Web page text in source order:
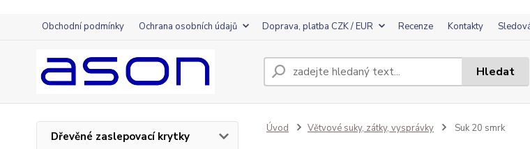
Obchodní podmínky Ochrana osobních údajů Doprava, platba CZK / EUR Recenze Kontakty
Hledat
Dřevěné zaslepovací krytky
Úvod Větvové suky, zátky, vysprávky Suk 20 smrk